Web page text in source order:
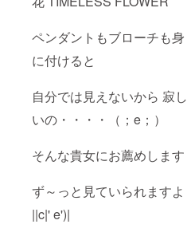
ペンダントもブローチも身
に付けると
自分では見えないから 寂し
いの・・・・（；e；）
そんな貴女にお薦めします
ず～っと見ていられますよ
||c|' e')|